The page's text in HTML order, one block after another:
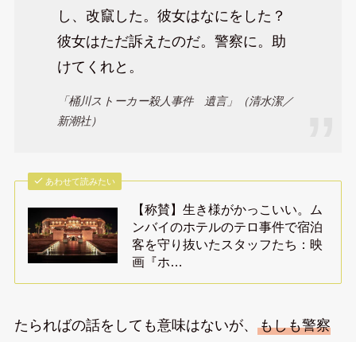
し、改竄した。彼女はなにをした？
彼女はただ訴えたのだ。警察に。助
けてくれと。
「桶川ストーカー殺人事件 遺言」（清水潔／
新潮社）
あわせて読みたい
【称賛】生き様がかっこいい。ム
ンバイのホテルのテロ事件で宿泊
客を守り抜いたスタッフたち：映
画『ホ…
たらればの話をしても意味はないが、 もしも警察